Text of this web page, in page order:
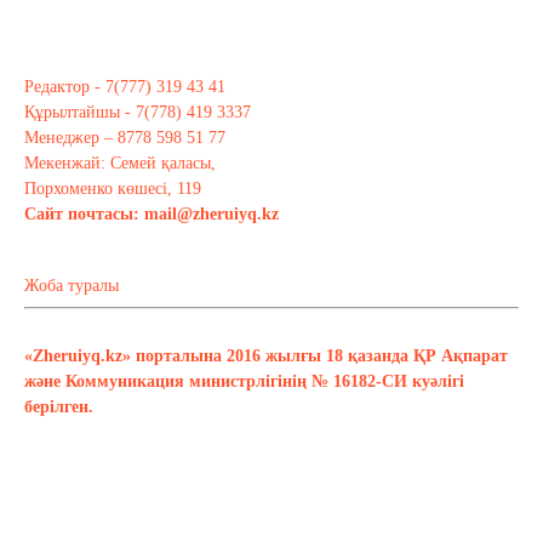
Редактор - 7(777) 319 43 41
Құрылтайшы - 7(778) 419 3337
Менеджер – 8778 598 51 77
Мекенжай: Семей қаласы,
Порхоменко көшесі, 119
Сайт почтасы: mail@zheruiyq.kz
Жоба туралы
«Zheruiyq.kz» порталына 2016 жылғы 18 қазанда ҚР Ақпарат
және Коммуникация министрлігінің № 16182-СИ куәлігі
берілген.